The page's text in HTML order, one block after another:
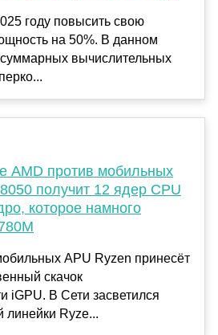
году повысить свою
на 50%. В данном
суммарных вычислительных
AMD против мобильных
получит 12 ядер CPU
которое намного
APU Ryzen принесёт
скачок
iGPU. В Сети засветился
линейки Ryze...